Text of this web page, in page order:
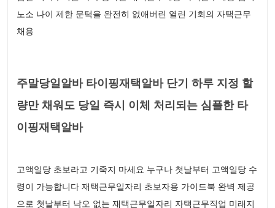
노소 나이 제한 문턱을 완전히 없애버린 열린 기회의 자택근무
채용
주말당일알바 타이핑재택알바 단기 하루 지정 할
량만 채워도 당일 즉시 이체 처리되는 심플한 타
이핑재택알바
고액일당 초보라고 기죽지 마세요 누구나 첫날부터 고액일당 수
령이 가능합니다 재택근무일자리 초보자용 가이드북 완벽 제공
으로 첫날부터 낙오 없는 재택근무일자리 자택근무직업 미래지